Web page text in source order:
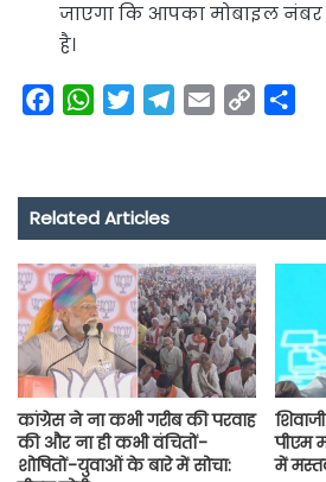
जाएगा कि आपका मोबाइल
है।
e
b
o
k
W
t
s
p
p
t
t
r
e
a
m
i
y
n
k
r
Related Articles
कांग्रेस ने ना कभी गरीब की परवाह
की और ना ही कभी वंचितों-
शोषितों-युवाओं के बारे में सोचा:
पीएम
में